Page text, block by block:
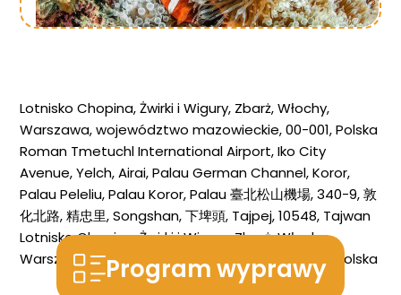
Lotnisko Chopina, Żwirki i Wigury, Zbarż, Włochy,
Warszawa, województwo mazowieckie, 00-001, Polska
Roman Tmetuchl International Airport, Iko City
Avenue, Yelch, Airai, PalauGerman Channel, Koror,
PalauPeleliu, PalauKoror, Palau臺北松山機場, 340-9, 敦
化北路, 精忠里, Songshan, 下埤頭, Tajpej, 10548, Tajwan
Lotnisko Chopina, Żwirki i Wigury, Zbarż, Włochy,
Warszawa, województwo mazowieckie, 00-001, Polska
Program wyprawy